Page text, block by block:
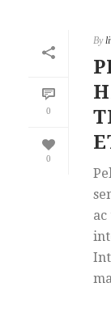
0
0
By
ac